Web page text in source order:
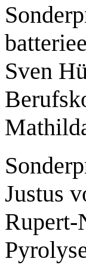
Sven
Justus
Rupert-